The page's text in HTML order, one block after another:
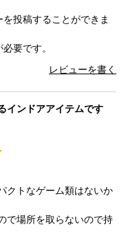
投稿することができま
必要です。
レビューを書く
インドアアイテムです
クトなゲーム類はないか
で場所を取らないので持